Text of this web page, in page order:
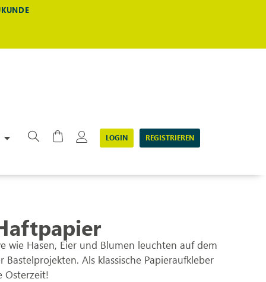
LOGIN REGISTRIEREN
Hasen, Eier und Blumen leuchten auf dem
Als klassische Papieraufkleber
Osterzeit!